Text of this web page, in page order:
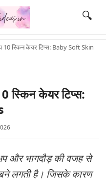
🔍
10 स्किन केयर टिप्स: Baby Soft Skin
स्किन केयर टिप्स:
और भागदौड़ की वजह से
लगती है। जिसके कारण